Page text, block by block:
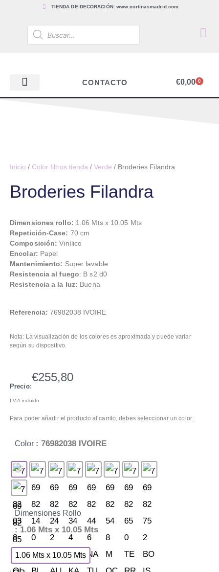
TIENDA DE DECORACIÓN: www.cortinasmadrid.com
CONTACTO €0,00 0
Inicio / Color filtros tienda / Verde / Broderies Filandra
Broderies Filandra
Dimensiones rollo: 1.06 Mts x 10.05 Mts
Repetición-Case: 70 cm
Composición: Vinílico
Encolar: Papel
Mantenimiento: Super lavable
Resistencia al fuego: B s2 d0
Resistencia a la luz: Buena
Referencia: 76982038 IVOIRE
Nota: La visualización de los colores es aproximada y puede variar
según su dispositivo.
Precio:
€255,80
I.V.A incluido
Para poder añadir el producto al carrito, debes seleccionar un color.
Color : 76982038 IVOIRE
Dimensiones Rollo
: 1.06 Mts x 10.05 Mts
1.06 Mts x 10.05 Mts